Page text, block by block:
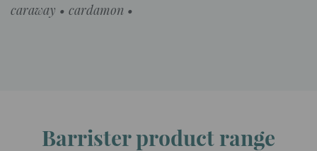
caraway • cardamon •
Barrister product range